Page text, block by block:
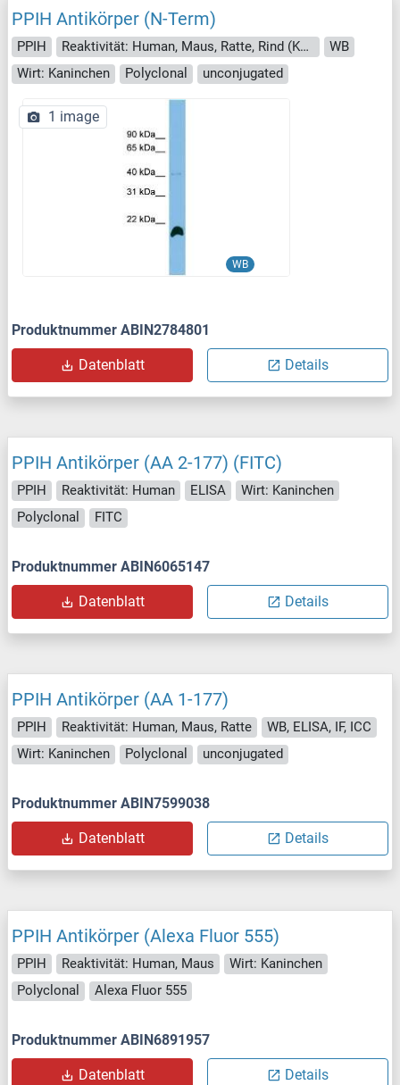
PPIH Antikörper (N-Term)
PPIH Reaktivität: Human, Maus, Ratte, Rind (Kuh), Hund, Meerschweinchen, Pferd, Kaninchen, Zebrafisch (Danio rerio), Saccharomyces cerevisiae
WB
Wirt: Kaninchen
Polyclonal unconjugated
WB
1 image
Produktnummer ABIN2784801
Datenblatt Details
PPIH Antikörper (AA 2-177) (FITC)
PPIH Reaktivität: Human ELISA
Wirt: Kaninchen
Polyclonal
FITC
Produktnummer ABIN6065147
Datenblatt Details
PPIH Antikörper (AA 1-177)
PPIH Reaktivität: Human, Maus, Ratte
WB, ELISA, IF, ICC
Wirt: Kaninchen
Polyclonal unconjugated
Produktnummer ABIN7599038
Datenblatt Details
PPIH Antikörper (Alexa Fluor 555)
PPIH Reaktivität: Human, Maus
Wirt: Kaninchen
Polyclonal
Alexa Fluor 555
Produktnummer ABIN6891957
Datenblatt Details